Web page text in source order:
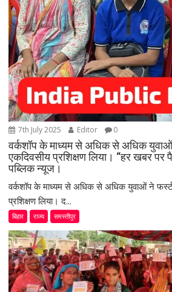
7th July 2025 Editor 0
वर्कशॉप के माध्यम से अधिक से अधिक
एकदिवसीय प्रशिक्षण लिया। “हर खबर पर
पब्लिक न्यूज।
वर्कशॉप के माध्यम से अधिक से अधिक युवाओं ने
प्रशिक्षण लिया। द...
बिहार राज्य समस्तीपुर